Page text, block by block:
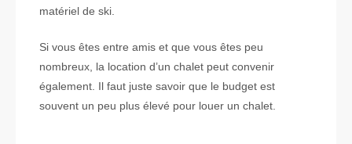
matériel de ski.
Si vous êtes entre amis et que vous êtes peu
nombreux, la location d’un chalet peut convenir
également. Il faut juste savoir que le budget est
souvent un peu plus élevé pour louer un chalet.